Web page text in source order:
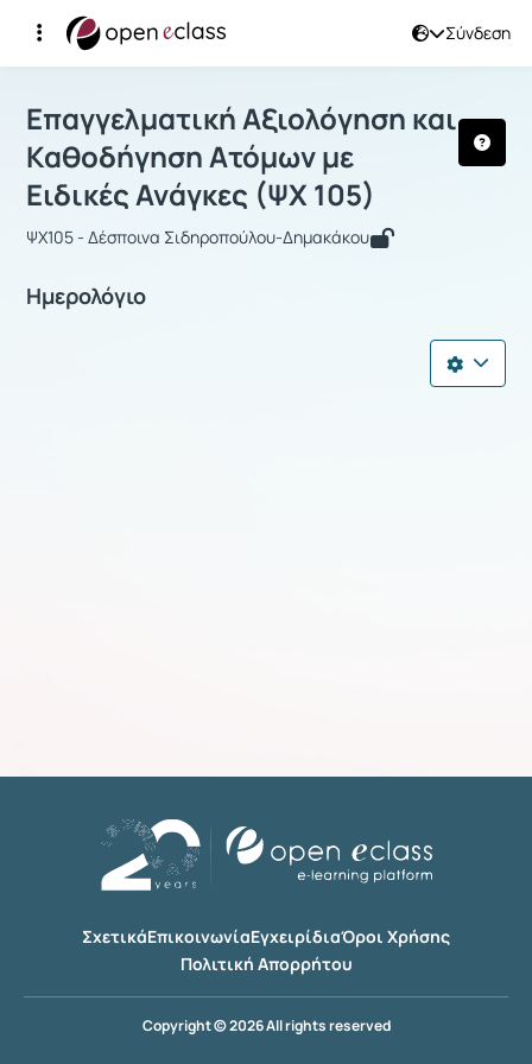
Σύνδεση
Μάθημα : Επαγγελματική
Επαγγελματική Αξιολόγηση και
Καθοδήγηση Ατόμων με
Ειδικές Ανάγκες (ΨΧ 105)
ΨΧ105 - Δέσποινα Σιδηροπούλου-Δημακάκου
Ημερολόγιο
ΣχετικάΕπικοινωνίαΕγχειρίδιαΌροι Χρήσης
Πολιτική Απορρήτου
Copyright © 2026 All rights reserved